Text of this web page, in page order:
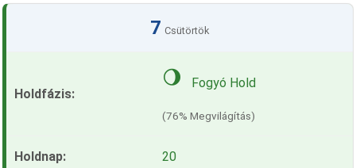
7 Csütörtök
🌖 Fogyó Hold
(76% Megvilágítás)
20